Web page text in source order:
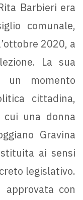
Barbieri era
comunale,
2020, a
La sua
un momento
cittadina,
una donna
Gravina
ai sensi
legislativo.
approvata con